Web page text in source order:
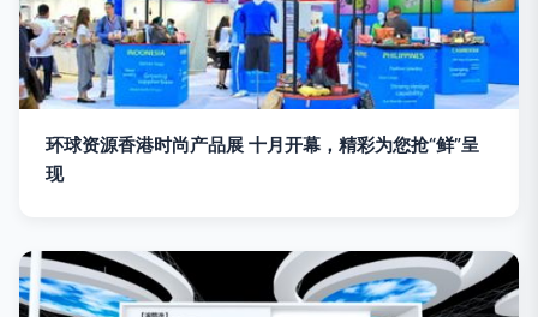
环球资源香港时尚产品展 十月开幕，精彩为您抢“鲜”呈
现